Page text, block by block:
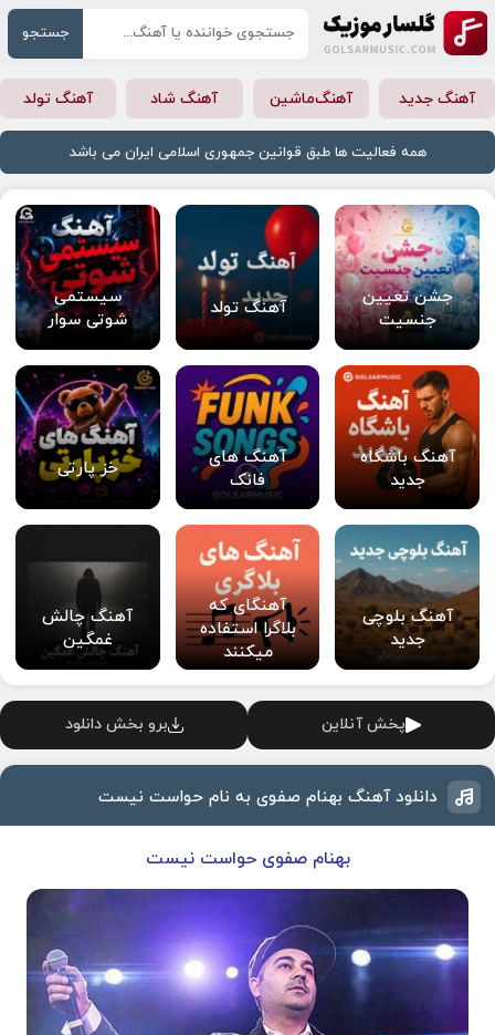
جستجو
آهنگ جدید آهنگ‌ماشین آهنگ شاد آهنگ تولد
همه فعالیت ها طبق قوانین جمهوری اسلامی ایران می باشد
جشن تعیین
جنسیت
آهنگ تولد
سیستمی
شوتی سوار
آهنگ باشگاه
جدید
آهنگ های
فانک
خز پارتی
آهنگ بلوچی
جدید
آهنگای که
بلاگرا استفاده
میکنند
آهنگ چالش
غمگین
پخش آنلاین برو بخش دانلود
دانلود آهنگ بهنام صفوی به نام حواست نیست
بهنام صفوی حواست نیست